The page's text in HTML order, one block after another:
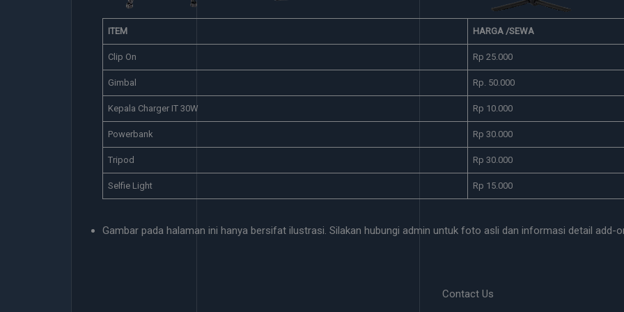
ITEM HARGA /SEWA
Clip On Rp 25.000
Gimbal Rp. 50.000
Kepala Charger IT 30W Rp 10.000
Powerbank Rp 30.000
Tripod Rp 30.000
Selfie Light Rp 15.000
Gambar pada halaman ini hanya bersifat ilustrasi. Silakan hubungi admin untuk foto asli dan informasi detail add-
Contact Us